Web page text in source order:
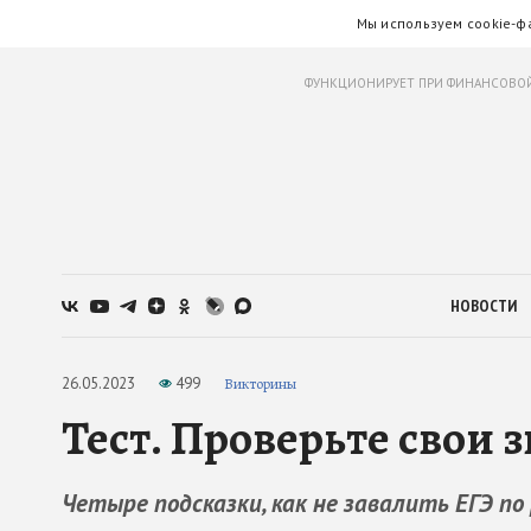
Мы используем cookie-
ФУНКЦИОНИРУЕТ ПРИ
НОВОСТИ
26.05.2023 499 Викторины
Тест. Проверьте свои
Четыре подсказки, как не завалить ЕГЭ